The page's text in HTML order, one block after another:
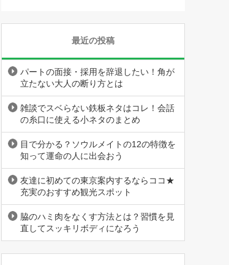
最近の投稿
パートの面接・採用を辞退したい！角が
立たない大人の断り方とは
雑談でスベらない鉄板ネタはコレ！会話
の糸口に使える小ネタのまとめ
目で分かる？ソウルメイトの12の特徴を
知って運命の人に出会おう
友達に初めての東京案内するならココ★
充実のおすすめ観光スポット
脇のハミ肉をなくす方法とは？習慣を見
直してスッキリボディになろう